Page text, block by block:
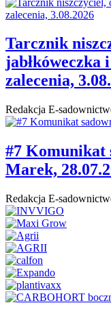
Tarcznik
jabłkóweczka
zalecenia,
Redakcja E-
#7 Komunikat
Marek,
Redakcja E-